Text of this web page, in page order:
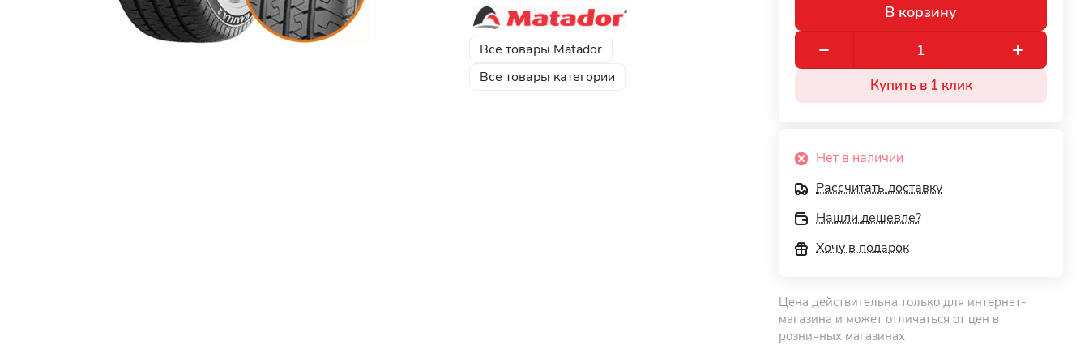
Все товары Matador
Все товары категории
В корзину
Купить в 1 клик
Нет в наличии
Рассчитать доставку
Нашли дешевле?
Хочу в подарок
Цена действительна только для интернет-
магазина и может отличаться от цен в
розничных магазинах